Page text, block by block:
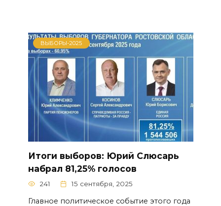
ВЫБОРЫ-2025
Итоги выборов: Юрий Слюсарь
набрал 81,25% голосов
241 15 сентября, 2025
Главное политическое событие этого года